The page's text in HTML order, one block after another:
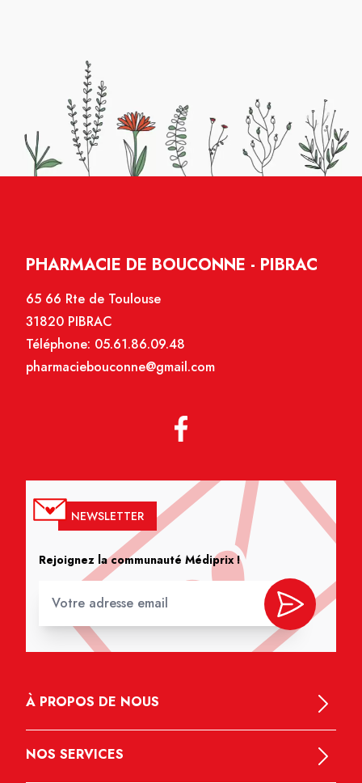
PHARMACIE DE BOUCONNE - PIBRAC
65 66 Rte de Toulouse
31820 PIBRAC
Téléphone: 05.61.86.09.48
pharmaciebouconne@gmail.com
NEWSLETTER
Rejoignez la communauté Médiprix !
À PROPOS DE NOUS
NOS SERVICES